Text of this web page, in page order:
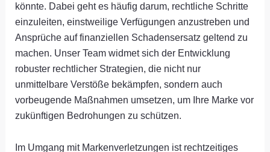
könnte. Dabei geht es häufig darum, rechtliche Schritte
einzuleiten, einstweilige Verfügungen anzustreben und
Ansprüche auf finanziellen Schadensersatz geltend zu
machen. Unser Team widmet sich der Entwicklung
robuster rechtlicher Strategien, die nicht nur
unmittelbare Verstöße bekämpfen, sondern auch
vorbeugende Maßnahmen umsetzen, um Ihre Marke vor
zukünftigen Bedrohungen zu schützen.
Im Umgang mit Markenverletzungen ist rechtzeitiges